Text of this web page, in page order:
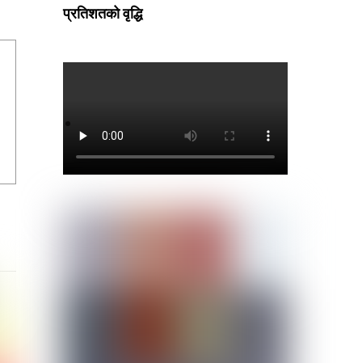
प्रतिशतको वृद्धि